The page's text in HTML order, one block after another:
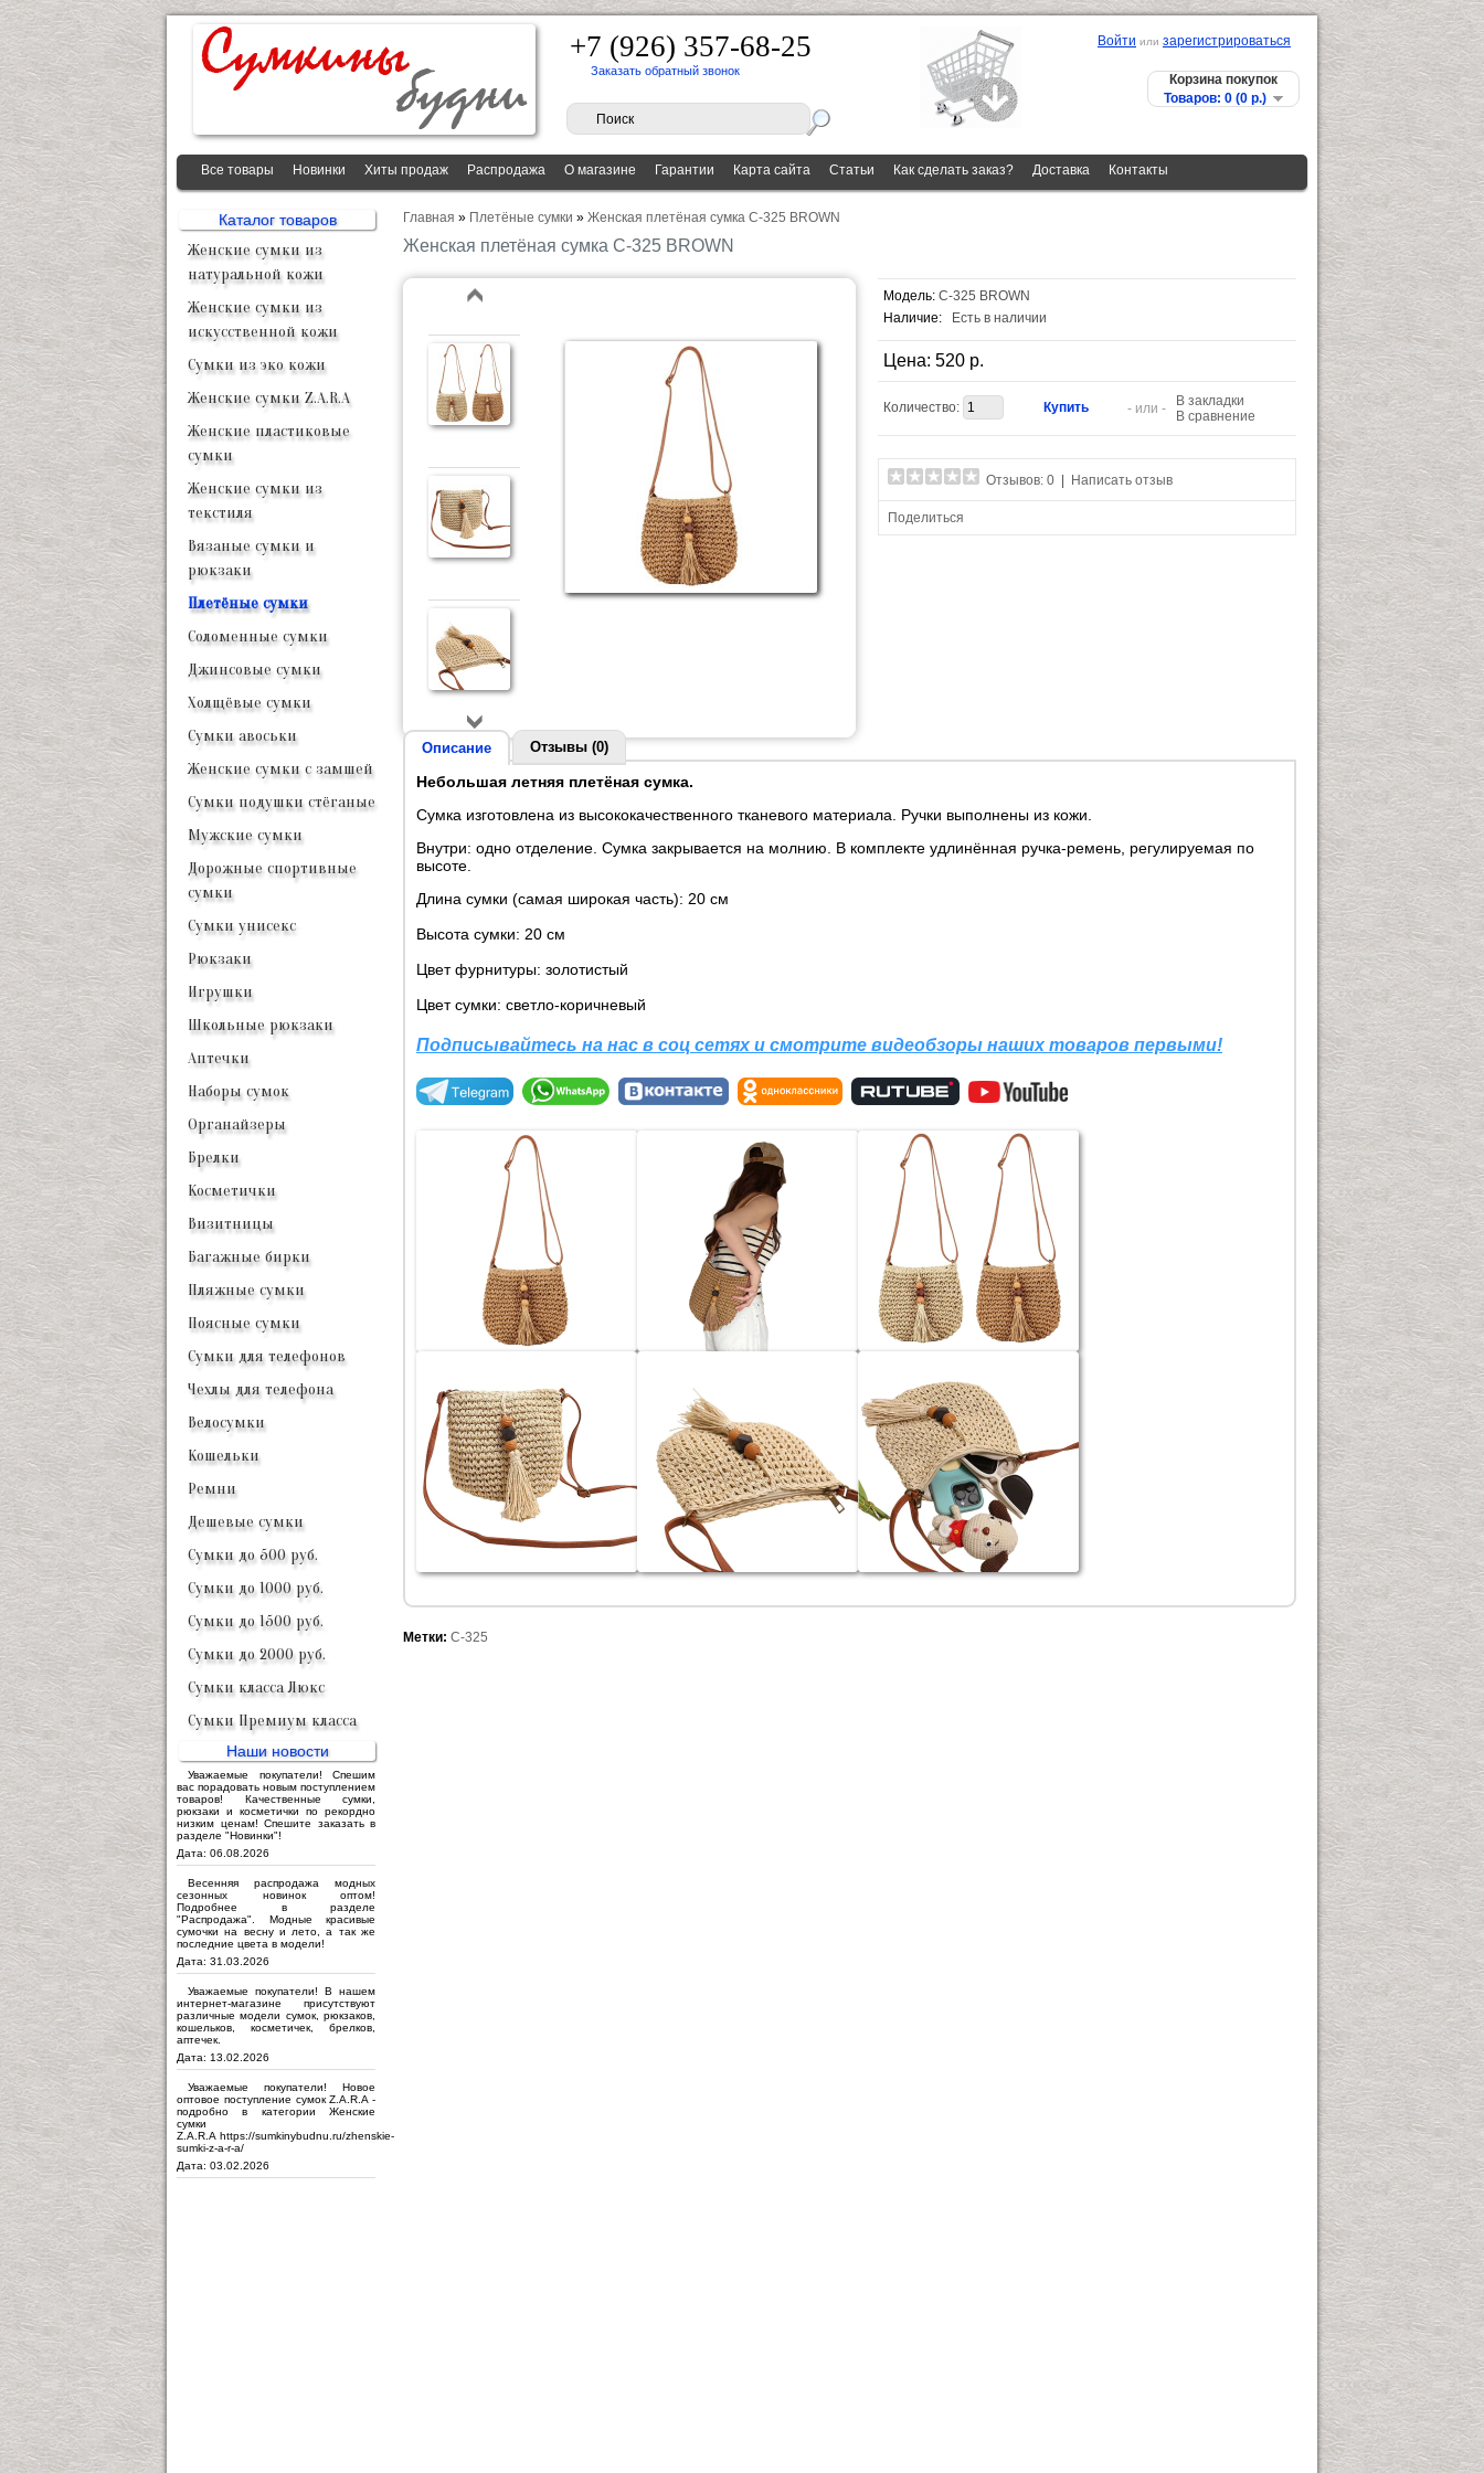
+7 (926) 357-68-25
Заказать обратный звонок
Корзина покупок
Товаров: 0 (0 p.)
Войти или зарегистрироваться
Все товары Новинки Хиты продаж Распродажа О магазине Гарантии Карта сайта Статьи Как сделать заказ? Доставка Контакты
Каталог товаров
Женские сумки из
натуральной кожи
Женские сумки из
искусственной кожи
Сумки из эко кожи
Женские сумки Z.A.R.A
Женские пластиковые
сумки
Женские сумки из
текстиля
Вязаные сумки и
рюкзаки
Плетёные сумки
Соломенные сумки
Джинсовые сумки
Холщёвые сумки
Сумки авоськи
Женские сумки с замшей
Сумки подушки стёганые
Мужские сумки
Дорожные спортивные
сумки
Сумки унисекс
Рюкзаки
Игрушки
Школьные рюкзаки
Аптечки
Наборы сумок
Органайзеры
Брелки
Косметички
Визитницы
Багажные бирки
Пляжные сумки
Поясные сумки
Сумки для телефонов
Чехлы для телефона
Велосумки
Кошельки
Ремни
Дешевые сумки
Сумки до 500 руб.
Сумки до 1000 руб.
Сумки до 1500 руб.
Сумки до 2000 руб.
Сумки класса Люкс
Сумки Премиум класса
Наши новости
Уважаемые покупатели! Спешим
вас порадовать новым поступлением
товаров! Качественные сумки,
рюкзаки и косметички по рекордно
низким ценам! Спешите заказать в
разделе "Новинки"!
Дата: 06.08.2026
Весенняя распродажа модных
сезонных новинок оптом!
Подробнее в разделе
"Распродажа". Модные красивые
сумочки на весну и лето, а так же
последние цвета в модели!
Дата: 31.03.2026
Уважаемые покупатели! В нашем
интернет-магазине присутствуют
различные модели сумок, рюкзаков,
кошельков, косметичек, брелков,
аптечек.
Дата: 13.02.2026
Уважаемые покупатели! Новое
оптовое поступление сумок Z.A.R.A -
подробно в категории Женские
сумки
Z.A.R.A https://sumkinybudnu.ru/zhenskie-
sumki-z-a-r-a/
Дата: 03.02.2026
Главная » Плетёные сумки » Женская плетёная сумка C-325 BROWN
Женская плетёная сумка C-325 BROWN
Модель: C-325 BROWN
Наличие:
Есть в наличии
Цена: 520 p.
Количество: - или -
В закладки
В сравнение
Отзывов: 0 Написать отзыв
Поделиться
Описание Отзывы (0)
Небольшая летняя плетёная сумка.
Сумка изготовлена из высококачественного тканевого материала. Ручки выполнены из кожи.
Внутри: одно отделение. Сумка закрывается на молнию. В комплекте удлинённая ручка-ремень, регулируемая по
высоте.
Длина сумки (самая широкая часть): 20 см
Высота сумки: 20 см
Цвет фурнитуры: золотистый
Цвет сумки: светло-коричневый
Подписывайтесь на нас в соц сетях и смотрите видеобзоры наших товаров первыми!
Метки: C-325